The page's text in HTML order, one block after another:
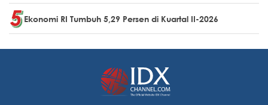
Ekonomi RI Tumbuh 5,29 Persen di Kuartal II-2026